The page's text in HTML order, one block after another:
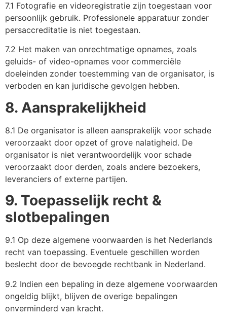
7.1 Fotografie en videoregistratie zijn toegestaan voor
persoonlijk gebruik. Professionele apparatuur zonder
persaccreditatie is niet toegestaan.
7.2 Het maken van onrechtmatige opnames, zoals
geluids- of video-opnames voor commerciële
doeleinden zonder toestemming van de organisator, is
verboden en kan juridische gevolgen hebben.
8. Aansprakelijkheid
8.1 De organisator is alleen aansprakelijk voor schade
veroorzaakt door opzet of grove nalatigheid. De
organisator is niet verantwoordelijk voor schade
veroorzaakt door derden, zoals andere bezoekers,
leveranciers of externe partijen.
9. Toepasselijk recht &
slotbepalingen
9.1 Op deze algemene voorwaarden is het Nederlands
recht van toepassing. Eventuele geschillen worden
beslecht door de bevoegde rechtbank in Nederland.
9.2 Indien een bepaling in deze algemene voorwaarden
ongeldig blijkt, blijven de overige bepalingen
onverminderd van kracht.